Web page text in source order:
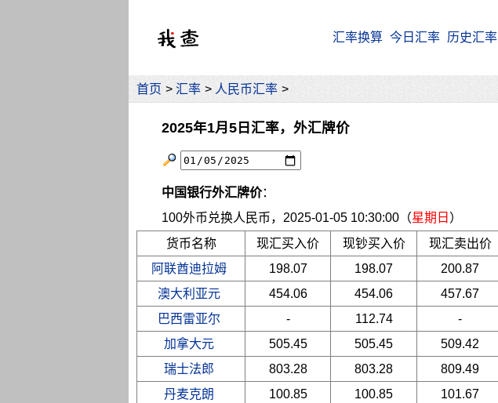
汇率换算 今日汇率 历史汇率
首页 > 汇率 > 人民币汇率 >
2025年1月5日汇率，外汇牌价
中国银行外汇牌价：
100外币兑换人民币，2025-01-05 10:30:00（星期日 ）
货币名称
现汇买入价 现钞买入价 现汇卖出价
阿联酋迪拉姆
198.07 198.07 200.87
澳大利亚元
454.06 454.06 457.67
巴西雷亚尔
- 112.74 -
加拿大元
505.45 505.45 509.42
瑞士法郎
803.28 803.28 809.49
丹麦克朗
100.85 100.85 101.67